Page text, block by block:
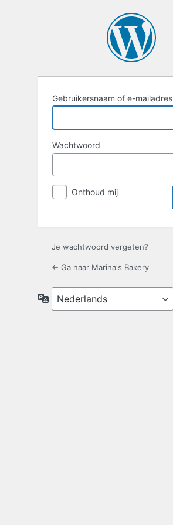
Gebruikersnaam of e-mailadres
Wachtwoord
Onthoud mij
Je wachtwoord vergeten?
← Ga naar Marina's Bakery
Taal